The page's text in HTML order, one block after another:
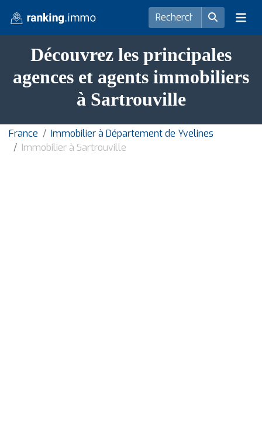
Découvrez les principales
agences et agents immobiliers
à Sartrouville
France
Immobilier à Département de Yvelines
Immobilier à Sartrouville